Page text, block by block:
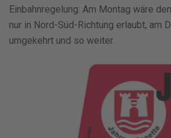
Einbahnregelung: Am Montag wäre
nur in Nord-Süd-Richtung erlaubt, am
umgekehrt und so weiter.